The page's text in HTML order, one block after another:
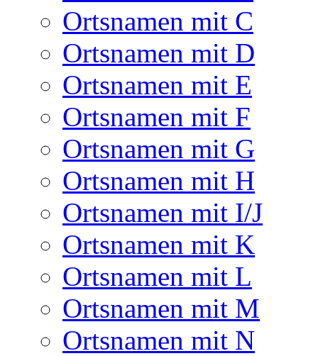
Ortsnamen mit C
Ortsnamen mit D
Ortsnamen mit E
Ortsnamen mit F
Ortsnamen mit G
Ortsnamen mit H
Ortsnamen mit I/J
Ortsnamen mit K
Ortsnamen mit L
Ortsnamen mit M
Ortsnamen mit N